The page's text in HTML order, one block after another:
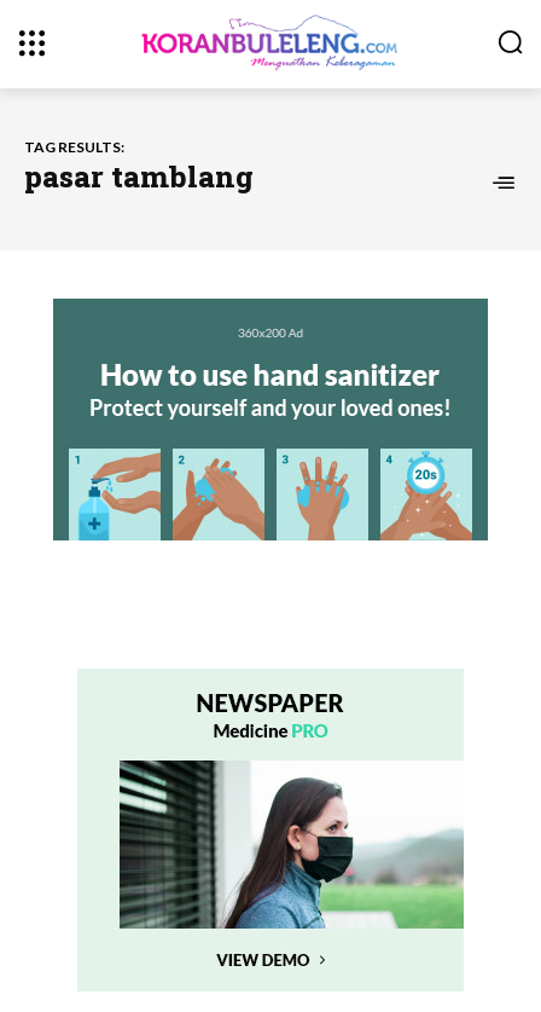
TAG RESULTS:
pasar tamblang